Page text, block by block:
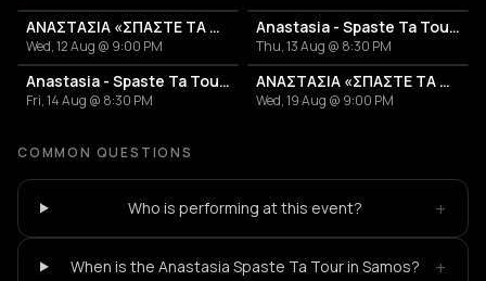
ΑΝΑΣΤΑΣΙΑ «ΣΠΑΣΤΕ ΤΑ TOUR 2026»
Wed, 12 Aug @ 9:00 PM
Anastasia - Spaste Ta Tour 2026
Thu, 13 Aug @ 8:30 PM
Anastasia - Spaste Ta Tour 2026
Fri, 14 Aug @ 8:30 PM
ΑΝΑΣΤΑΣΙΑ «ΣΠΑΣΤΕ ΤΑ TOUR 2026»
Wed, 19 Aug @ 9:00 PM
COMMON QUESTIONS
Who is performing at this event? +
When is the Anastasia Spaste Ta Tour in Samos? +